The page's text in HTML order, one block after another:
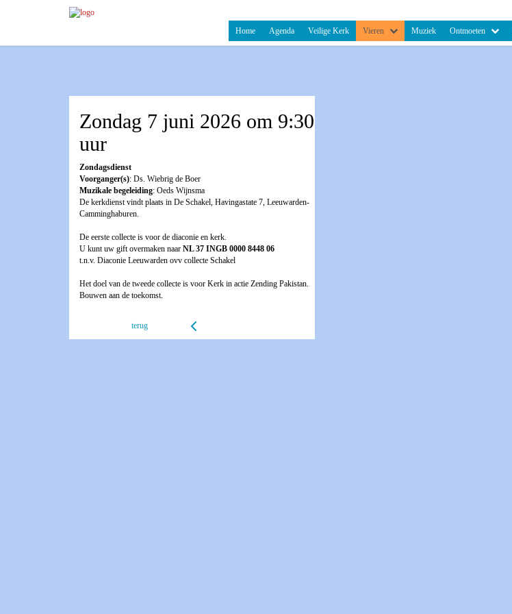
Home Agenda Veilige Kerk Vieren Muziek Ontmoeten
Zondag 7 juni 2026 om 9:30
uur
Zondagsdienst
Voorganger(s): Ds. Wiebrig de Boer
Muzikale begeleiding: Oeds Wijnsma
De kerkdienst vindt plaats in De Schakel, Havingastate 7, Leeuwarden-
Camminghaburen.
De eerste collecte is voor de diaconie en kerk.
U kunt uw gift overmaken naar NL 37 INGB 0000 8448 06
t.n.v. Diaconie Leeuwarden ovv collecte Schakel
Het doel van de tweede collecte is voor Kerk in actie Zending Pakistan.
Bouwen aan de toekomst.
terug